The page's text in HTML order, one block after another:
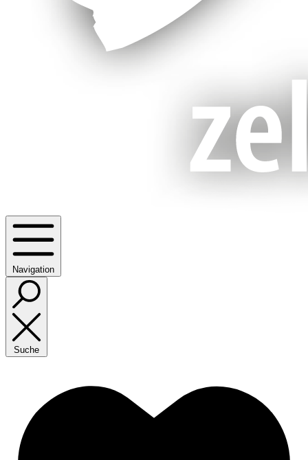
Navigation
Suche